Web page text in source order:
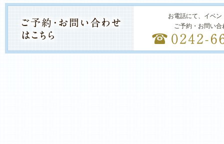
お電話にて、イベ
ご予約・お問い